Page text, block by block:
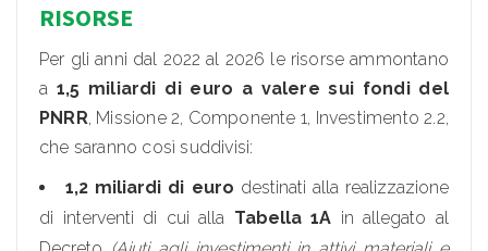
RISORSE
Per gli anni dal 2022 al 2026 le risorse ammontano
a 1,5 miliardi di euro a valere sui fondi del
PNRR, Missione 2, Componente 1, Investimento 2.2,
che saranno così suddivisi:
1,2 miliardi di euro destinati alla realizzazione
di interventi di cui alla Tabella 1A in allegato al